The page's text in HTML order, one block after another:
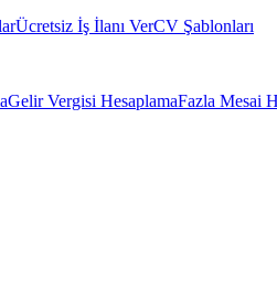
Ücretsiz İş İlanı VerCV Şablonları
Gelir Vergisi HesaplamaFazla Mesai